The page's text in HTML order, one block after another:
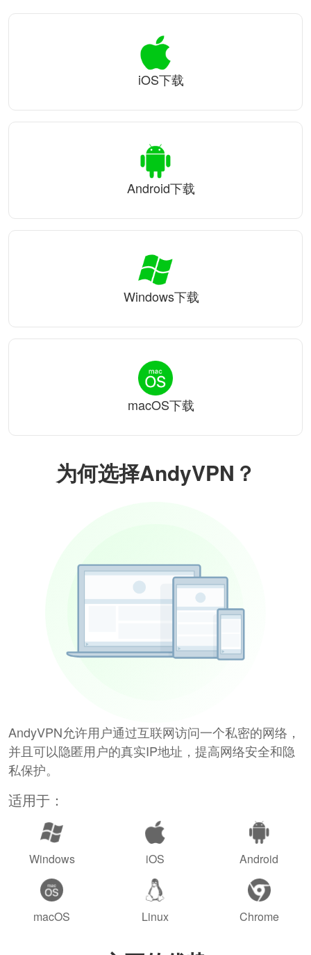
为何选择AndyVPN？
AndyVPN允许用户通过互联网访问一个私密的网络，
并且可以隐匿用户的真实IP地址，提高网络安全和隐
私保护。
适用于：
Windows iOS Android
macOS Linux Chrome
iOS下载
Android下载
Windows下载
macOS下载